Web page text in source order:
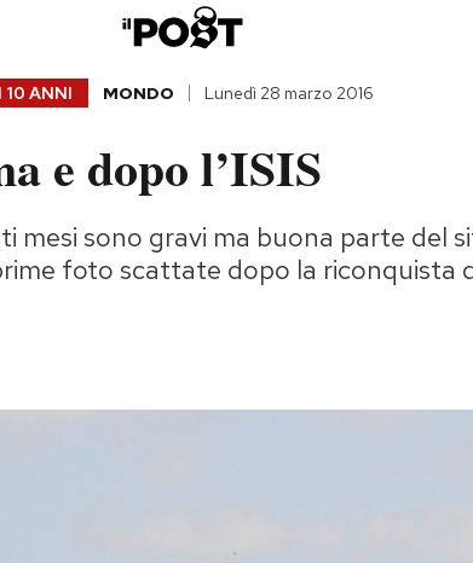
10 ANNI MONDO Lunedì 28 marzo 2016
e dopo l’ISIS
mesi sono gravi ma buona parte del
foto scattate dopo la riconquista